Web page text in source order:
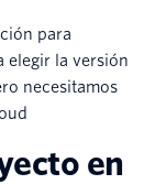
para
elegir la versión
necesitamos
en